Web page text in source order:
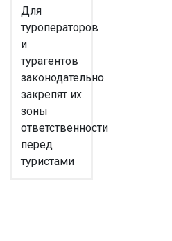
Для
туроператоров
и
турагентов
законодательно
закрепят их
зоны
ответственности
перед
туристами